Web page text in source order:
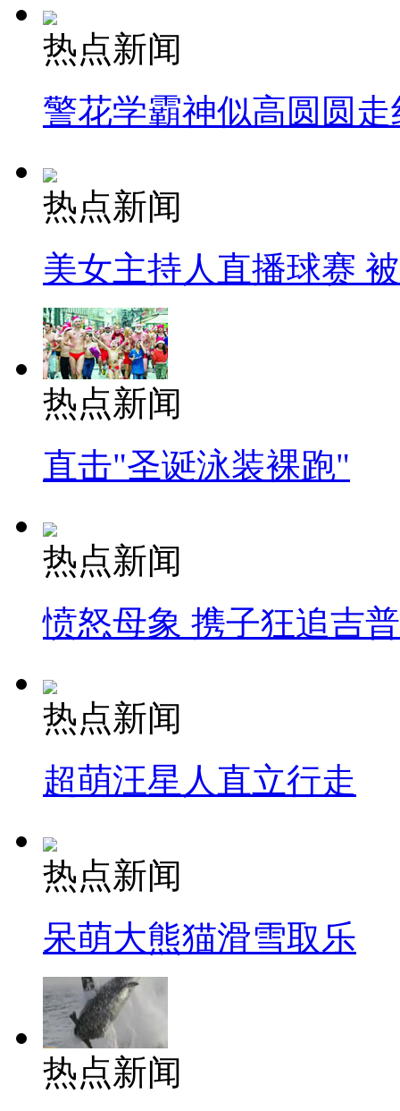
热点新闻
警花学霸神似高圆圆走
热点新闻
美女主持人直播球赛
热点新闻
直击"圣诞泳装裸跑"
热点新闻
愤怒母象 携子狂追吉
热点新闻
超萌汪星人直立行走
热点新闻
呆萌大熊猫滑雪取乐
热点新闻